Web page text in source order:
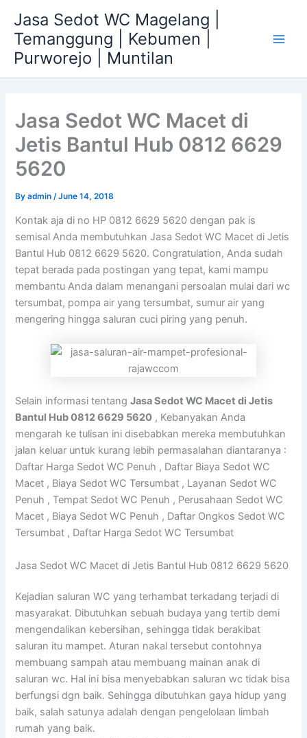
content
Jasa Sedot WC Magelang |
Temanggung | Kebumen |
Purworejo | Muntilan
Jasa Sedot WC Macet di
Jetis Bantul Hub 0812 6629
5620
Byadmin/June 14, 2018
Kontak aja di no HP 0812 6629 5620 dengan pak is
semisal Anda membutuhkan Jasa Sedot WC Macet di Jetis
Bantul Hub 0812 6629 5620. Congratulation, Anda sudah
tepat berada pada postingan yang tepat, kami mampu
membantu Anda dalam menangani persoalan mulai dari wc
tersumbat, pompa air yang tersumbat, sumur air yang
mengering hingga saluran cuci piring yang penuh.
Selain informasi tentangJasa Sedot WC Macet di Jetis
Bantul Hub 0812 6629 5620 , Kebanyakan Anda
mengarah ke tulisan ini disebabkan mereka membutuhkan
jalan keluar untuk kurang lebih permasalahan diantaranya :
Daftar Harga Sedot WC Penuh , Daftar Biaya Sedot WC
Macet , Biaya Sedot WC Tersumbat , Layanan Sedot WC
Penuh , Tempat Sedot WC Penuh , Perusahaan Sedot WC
Macet , Biaya Sedot WC Penuh , Daftar Ongkos Sedot WC
Tersumbat , Daftar Harga Sedot WC Tersumbat
Jasa Sedot WC Macet di Jetis Bantul Hub 0812 6629 5620
Kejadian saluran WC yang terhambat terkadang terjadi di
masyarakat. Dibutuhkan sebuah budaya yang tertib demi
mengendalikan kebersihan, sehingga tidak berakibat
saluran itu mampet. Aturan nakal tersebut contohnya
membuang sampah atau membuang mainan anak di
saluran wc. Hal ini bisa menyebabkan saluran wc tidak bisa
berfungsi dgn baik. Sehingga dibutuhkan gaya hidup yang
baik, salah satunya adalah dengan pengelolaan limbah
rumah yang baik.